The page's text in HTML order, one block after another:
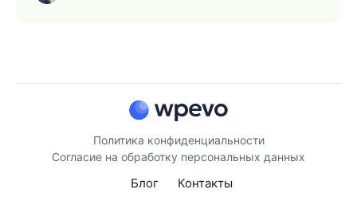
Политика конфиденциальности
Согласие на обработку персональных данных
Блог Контакты